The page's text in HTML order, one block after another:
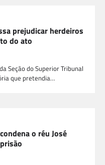
prejudicar herdeiros
do ato
Seção do Superior Tribunal
que pretendia…
o réu José